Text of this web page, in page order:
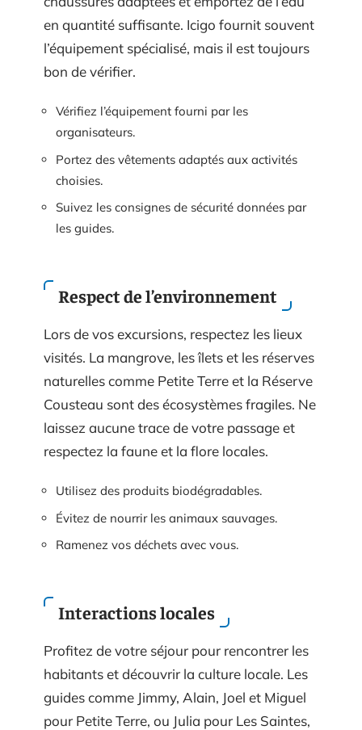
en quantité suffisante. Icigo fournit souvent
l’équipement spécialisé, mais il est toujours
bon de vérifier.
Vérifiez l’équipement fourni par les
organisateurs.
Portez des vêtements adaptés aux activités
choisies.
Suivez les consignes de sécurité données par
les guides.
Respect de l’environnement
Lors de vos excursions, respectez les lieux
visités. La mangrove, les îlets et les réserves
naturelles comme Petite Terre et la Réserve
Cousteau sont des écosystèmes fragiles. Ne
laissez aucune trace de votre passage et
respectez la faune et la flore locales.
Utilisez des produits biodégradables.
Évitez de nourrir les animaux sauvages.
Ramenez vos déchets avec vous.
Interactions locales
Profitez de votre séjour pour rencontrer les
habitants et découvrir la culture locale. Les
guides comme Jimmy, Alain, Joel et Miguel
pour Petite Terre, ou Julia pour Les Saintes,